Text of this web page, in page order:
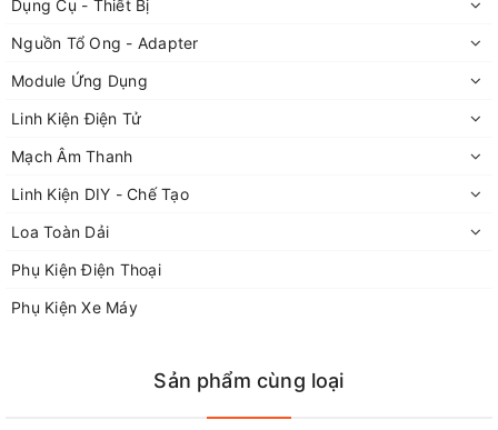
Dụng Cụ - Thiết Bị
Nguồn Tổ Ong - Adapter
Module Ứng Dụng
Linh Kiện Điện Tử
Mạch Âm Thanh
Linh Kiện DIY - Chế Tạo
Loa Toàn Dải
Phụ Kiện Điện Thoại
Phụ Kiện Xe Máy
Sản phẩm cùng loại